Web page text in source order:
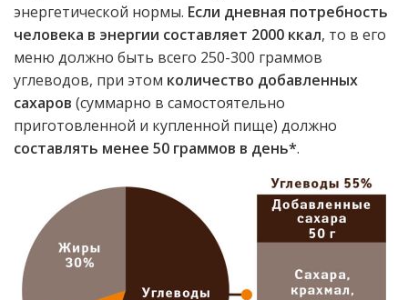
энергетической нормы. Если дневная потребность
человека в энергии составляет 2000 ккал, то в его
меню должно быть всего 250-300 граммов
углеводов, при этом количество добавленных
сахаров (суммарно в самостоятельно
приготовленной и купленной пище) должно
составлять менее 50 граммов в день*.